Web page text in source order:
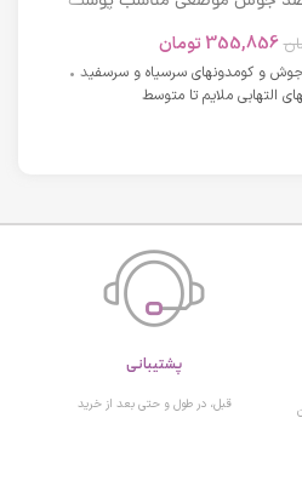
355,856 تومان
جوش و کومدونهای سرسیاه و سرسفید •
التهابی ملایم تا متوسط
پشتیبانی
قبل، در طول و حتی بعد از خرید